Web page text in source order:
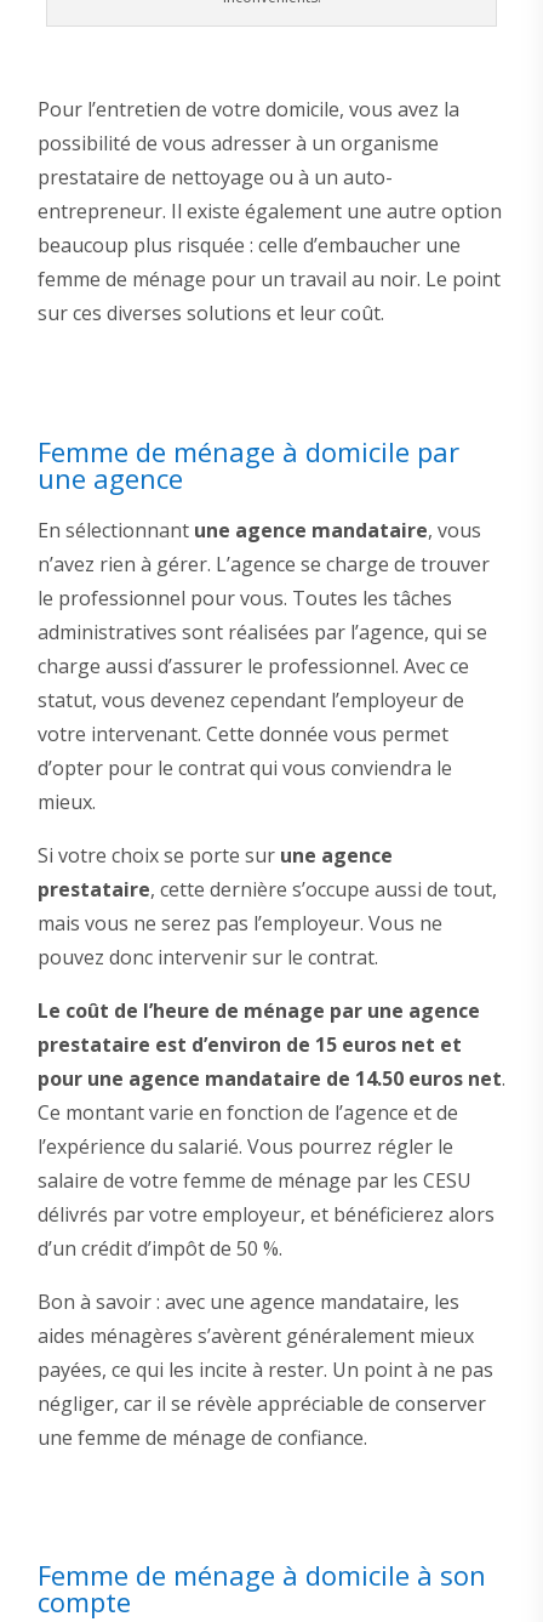
Pour l’entretien de votre domicile, vous avez la
possibilité de vous adresser à un organisme
prestataire de nettoyage ou à un auto-
entrepreneur. Il existe également une autre option
beaucoup plus risquée : celle d’embaucher une
femme de ménage pour un travail au noir. Le point
sur ces diverses solutions et leur coût.
Femme de ménage à domicile par
une agence
En sélectionnant une agence mandataire, vous
n’avez rien à gérer. L’agence se charge de trouver
le professionnel pour vous. Toutes les tâches
administratives sont réalisées par l’agence, qui se
charge aussi d’assurer le professionnel. Avec ce
statut, vous devenez cependant l’employeur de
votre intervenant. Cette donnée vous permet
d’opter pour le contrat qui vous conviendra le
mieux.
Si votre choix se porte sur une agence
prestataire, cette dernière s’occupe aussi de tout,
mais vous ne serez pas l’employeur. Vous ne
pouvez donc intervenir sur le contrat.
Le coût de l’heure de ménage par une agence
prestataire est d’environ de 15 euros net et
pour une agence mandataire de 14.50 euros net.
Ce montant varie en fonction de l’agence et de
l’expérience du salarié. Vous pourrez régler le
salaire de votre femme de ménage par les CESU
délivrés par votre employeur, et bénéficierez alors
d’un crédit d’impôt de 50 %.
Bon à savoir : avec une agence mandataire, les
aides ménagères s’avèrent généralement mieux
payées, ce qui les incite à rester. Un point à ne pas
négliger, car il se révèle appréciable de conserver
une femme de ménage de confiance.
Femme de ménage à domicile à son
compte